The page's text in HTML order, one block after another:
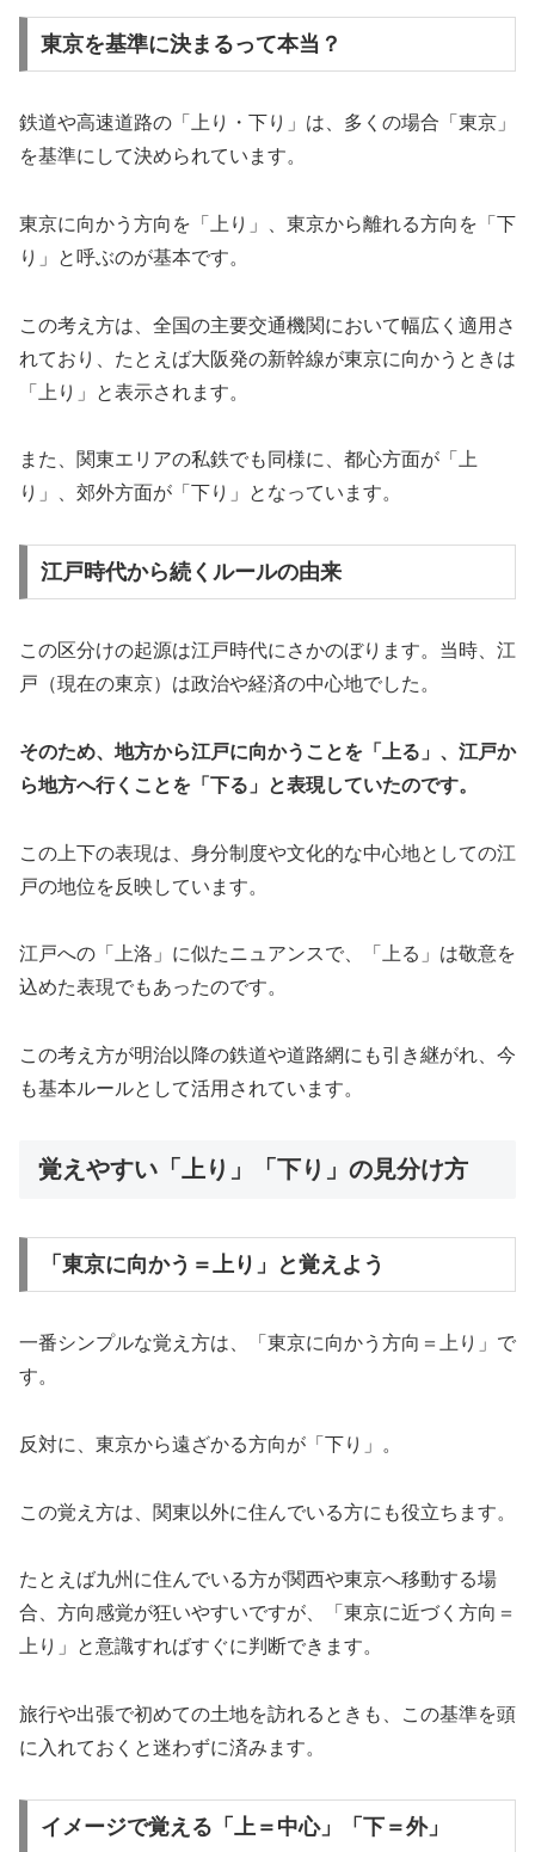
東京を基準に決まるって本当？
鉄道や高速道路の「上り・下り」は、多くの場合「東京」
を基準にして決められています。
東京に向かう方向を「上り」、東京から離れる方向を「下
り」と呼ぶのが基本です。
この考え方は、全国の主要交通機関において幅広く適用さ
れており、たとえば大阪発の新幹線が東京に向かうときは
「上り」と表示されます。
また、関東エリアの私鉄でも同様に、都心方面が「上
り」、郊外方面が「下り」となっています。
江戸時代から続くルールの由来
この区分けの起源は江戸時代にさかのぼります。当時、江
戸（現在の東京）は政治や経済の中心地でした。
そのため、地方から江戸に向かうことを「上る」、江戸か
ら地方へ行くことを「下る」と表現していたのです。
この上下の表現は、身分制度や文化的な中心地としての江
戸の地位を反映しています。
江戸への「上洛」に似たニュアンスで、「上る」は敬意を
込めた表現でもあったのです。
この考え方が明治以降の鉄道や道路網にも引き継がれ、今
も基本ルールとして活用されています。
覚えやすい「上り」「下り」の見分け方
「東京に向かう＝上り」と覚えよう
一番シンプルな覚え方は、「東京に向かう方向＝上り」で
す。
反対に、東京から遠ざかる方向が「下り」。
この覚え方は、関東以外に住んでいる方にも役立ちます。
たとえば九州に住んでいる方が関西や東京へ移動する場
合、方向感覚が狂いやすいですが、「東京に近づく方向＝
上り」と意識すればすぐに判断できます。
旅行や出張で初めての土地を訪れるときも、この基準を頭
に入れておくと迷わずに済みます。
イメージで覚える「上＝中心」「下＝外」